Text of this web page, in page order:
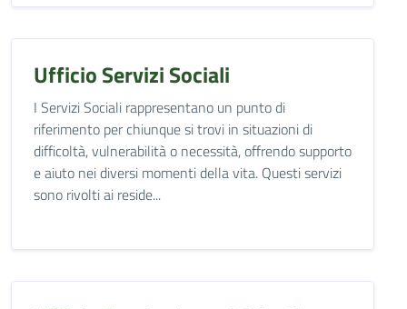
Ufficio Servizi Sociali
I Servizi Sociali rappresentano un punto di
riferimento per chiunque si trovi in situazioni di
difficoltà, vulnerabilità o necessità, offrendo supporto
e aiuto nei diversi momenti della vita. Questi servizi
sono rivolti ai reside...